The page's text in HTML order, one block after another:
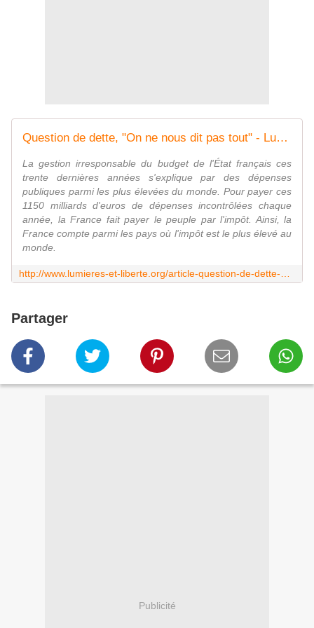
Question de dette, "On ne nous dit pas tout" - Lumières et Liberté
La gestion irresponsable du budget de l'État français ces
trente dernières années s'explique par des dépenses
publiques parmi les plus élevées du monde. Pour payer ces
1150 milliards d'euros de dépenses incontrôlées chaque
année, la France fait payer le peuple par l'impôt. Ainsi, la
France compte parmi les pays où l'impôt est le plus élevé au
monde.
Partager
Publicité